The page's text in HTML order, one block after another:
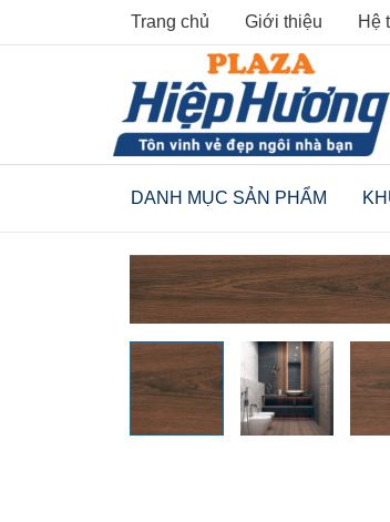
to
Trang chủ Giới thiệu Hệ
DANH MỤC SẢN PHẨM